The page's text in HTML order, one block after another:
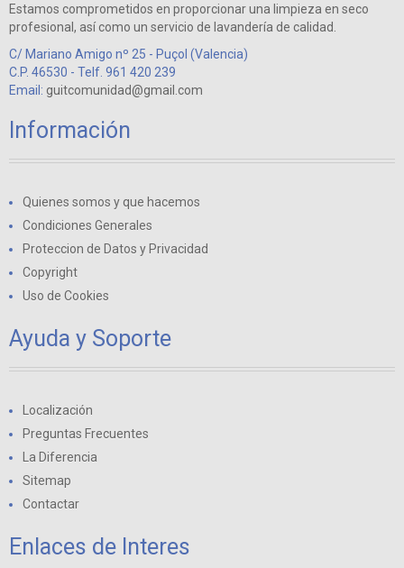
Estamos comprometidos en proporcionar una limpieza en seco
profesional, así como un servicio de lavandería de calidad.
C/ Mariano Amigo nº 25 - Puçol (Valencia)
C.P. 46530 - Telf. 961 420 239
Email: guitcomunidad@gmail.com
Información
Quienes somos y que hacemos
Condiciones Generales
Proteccion de Datos y Privacidad
Copyright
Uso de Cookies
Ayuda y Soporte
Localización
Preguntas Frecuentes
La Diferencia
Sitemap
Contactar
Enlaces de Interes